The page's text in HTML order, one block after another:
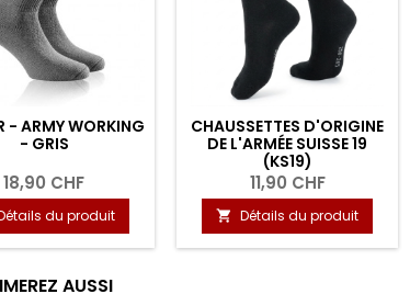
- ARMY WORKING
- GRIS
18,90 CHF
du produit
CHAUSSETTES D'ORIGINE
DE L'ARMÉE SUISSE 19
(KS19)
11,90 CHF
 Détails du produit
AUSSI